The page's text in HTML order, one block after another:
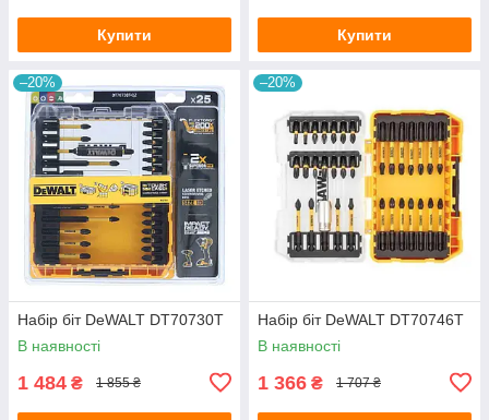
Купити Купити
–20%
Набір біт DeWALT DT70730T
В наявності
1 484 ₴ 1 855 ₴
–20%
Набір біт DeWALT DT70746T
В наявності
1 366 ₴ 1 707 ₴